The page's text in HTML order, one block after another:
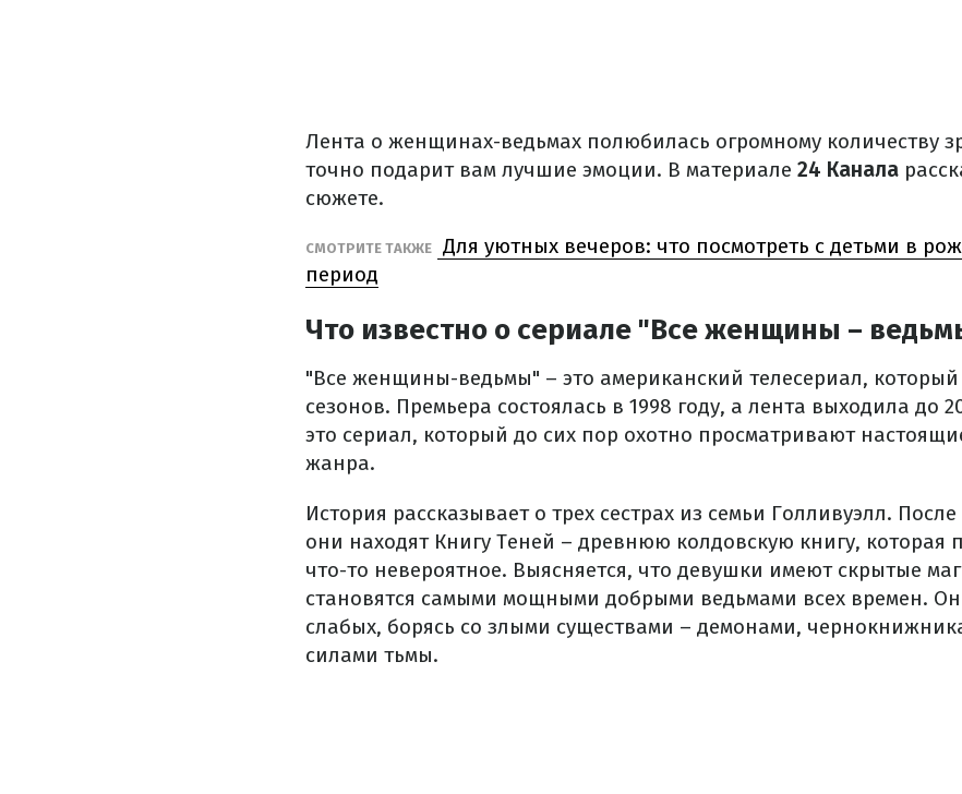
Лента о женщинах-ведьмах полюбилась огромному количеству
точно подарит вам лучшие эмоции. В материале 24 Канала
сюжете.
СМОТРИТЕ ТАКЖЕ
Для уютных вечеров: что посмотреть с детьми в
период
Что известно о сериале "Все женщины –
"Все женщины-ведьмы" – это американский телесериал, который
сезонов. Премьера состоялась в 1998 году, а лента выходила до
это сериал, который до сих пор охотно просматривают
жанра.
История рассказывает о трех сестрах из семьи Голливуэлл.
они находят Книгу Теней – древнюю колдовскую книгу, которая
что-то невероятное. Выясняется, что девушки имеют скрытые
становятся самыми мощными добрыми ведьмами всех времен.
слабых, борясь со злыми существами – демонами,
силами тьмы.